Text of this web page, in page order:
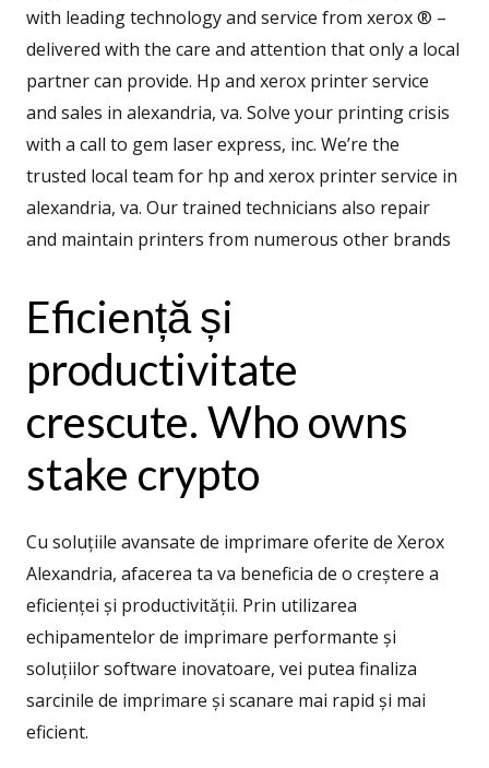
with leading technology and service from xerox ® –
delivered with the care and attention that only a local
partner can provide. Hp and xerox printer service
and sales in alexandria, va. Solve your printing crisis
with a call to gem laser express, inc. We’re the
trusted local team for hp and xerox printer service in
alexandria, va. Our trained technicians also repair
and maintain printers from numerous other brands
Eficiență și
productivitate
crescute. Who owns
stake crypto
Cu soluțiile avansate de imprimare oferite de Xerox
Alexandria, afacerea ta va beneficia de o creștere a
eficienței și productivității. Prin utilizarea
echipamentelor de imprimare performante și
soluțiilor software inovatoare, vei putea finaliza
sarcinile de imprimare și scanare mai rapid și mai
eficient.